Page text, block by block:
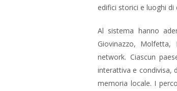
edifici storici e luoghi
Al sistema hanno
Giovinazzo, Molfetta,
network. Ciascun
interattiva e condivisa,
memoria locale. I